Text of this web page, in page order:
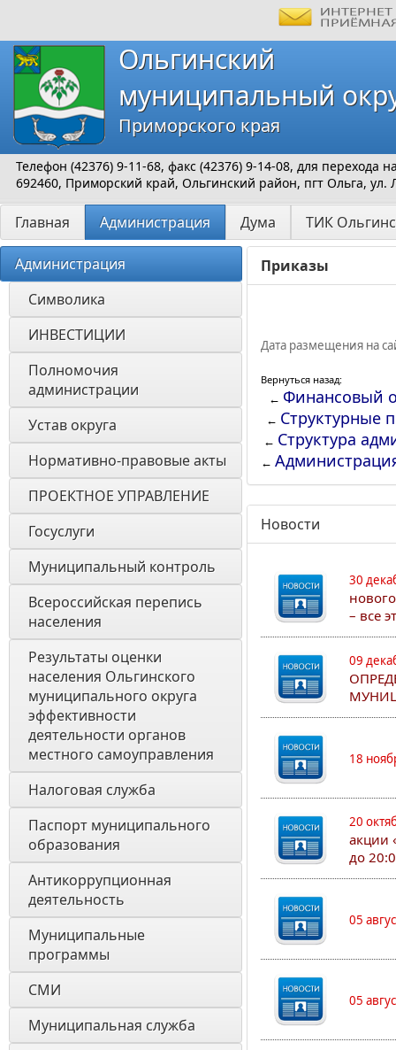
Ольгинский
муниципальный
Приморского края
Телефон (42376) 9-11-68, факс (42376) 9-14-08, для перехода
692460, Приморский край, Ольгинский район, пгт Ольга, ул.
Главная Администрация Дума ТИК
Администрация
Символика
ИНВЕСТИЦИИ
Полномочия
администрации
Устав округа
Нормативно-правовые акты
ПРОЕКТНОЕ УПРАВЛЕНИЕ
Госуслуги
Муниципальный контроль
Всероссийская перепись
населения
Результаты оценки
населения Ольгинского
муниципального округа
эффективности
деятельности органов
местного самоуправления
Налоговая служба
Паспорт муниципального
образования
Антикоррупционная
деятельность
Муниципальные
программы
СМИ
Муниципальная служба
Приказы
Дата размещения на
Вернуться назад:
← Финансовый
← Структурные
← Структура
←
Новости
30
– все
09
18
20
акции
до
05
05